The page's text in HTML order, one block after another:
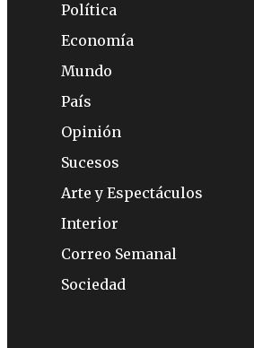
Política
Economía
Mundo
País
Opinión
Sucesos
Arte y Espectáculos
Interior
Correo Semanal
Sociedad